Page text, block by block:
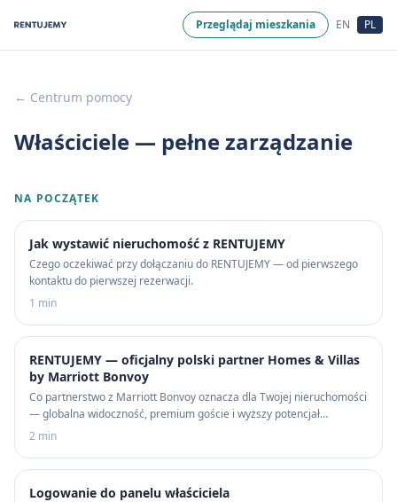
Przeglądaj mieszkania EN PL
← Centrum pomocy
Właściciele — pełne zarządzanie
NA POCZĄTEK
Jak wystawić nieruchomość z RENTUJEMY
Czego oczekiwać przy dołączaniu do RENTUJEMY — od pierwszego
kontaktu do pierwszej rezerwacji.
1 min
RENTUJEMY — oficjalny polski partner Homes & Villas
by Marriott Bonvoy
Co partnerstwo z Marriott Bonvoy oznacza dla Twojej nieruchomości
— globalna widoczność, premium goście i wyższy potencjał
dochodowy.
2 min
Logowanie do panelu właściciela